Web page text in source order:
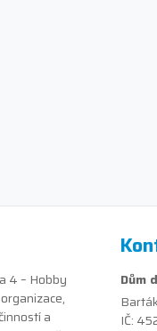
4 – Hobby
a
Dům
IČ: